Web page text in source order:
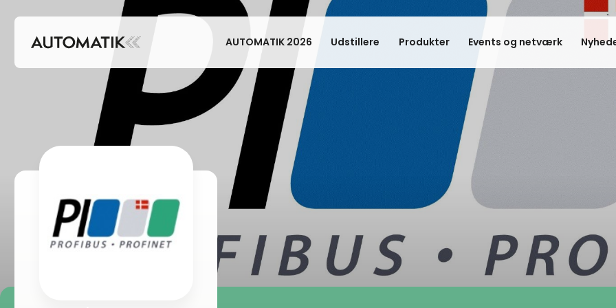
AUTOMATIK 2026 Udstillere Produkter Events og netværk